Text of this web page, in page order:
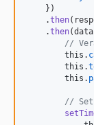
} )
.then(
.then(data
//
this .
this .
this .
//